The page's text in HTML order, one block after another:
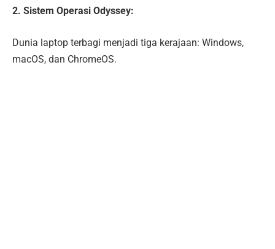
2. Sistem Operasi Odyssey:
Dunia laptop terbagi menjadi tiga kerajaan: Windows,
macOS, dan ChromeOS.